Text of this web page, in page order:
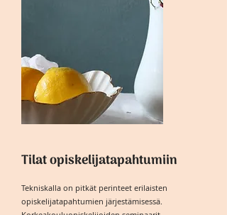
Tilat opiskelijatapahtumiin
Tekniskalla on pitkät perinteet erilaisten
opiskelijatapahtumien järjestämisessä.